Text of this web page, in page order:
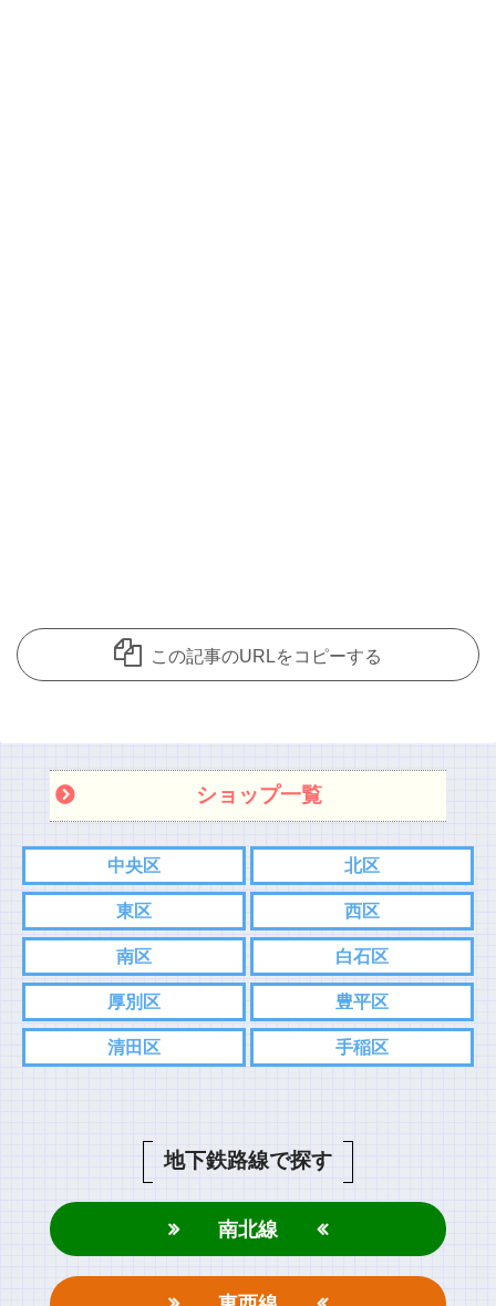
この記事のURLをコピーする
ショップ一覧
中央区 北区
東区 西区
南区 白石区
厚別区 豊平区
清田区 手稲区
地下鉄路線で探す
南北線